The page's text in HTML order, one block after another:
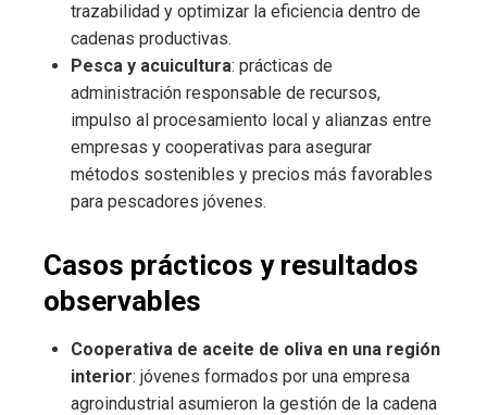
trazabilidad y optimizar la eficiencia dentro de
cadenas productivas.
Pesca y acuicultura: prácticas de
administración responsable de recursos,
impulso al procesamiento local y alianzas entre
empresas y cooperativas para asegurar
métodos sostenibles y precios más favorables
para pescadores jóvenes.
Casos prácticos y resultados
observables
Cooperativa de aceite de oliva en una región
interior: jóvenes formados por una empresa
agroindustrial asumieron la gestión de la cadena